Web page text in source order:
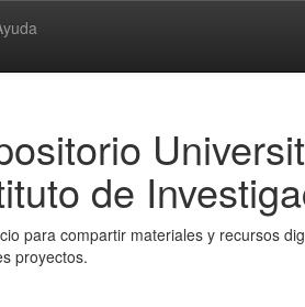
de
para compartir materiales y recursos
proyectos.